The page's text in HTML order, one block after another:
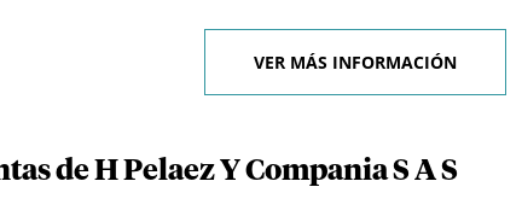
VER MÁS INFORMACIÓN
de H Pelaez Y Compania S A S